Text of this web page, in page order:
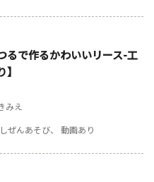
るで作るかわいいリース-工
みえ
しぜんあそび 動画あり